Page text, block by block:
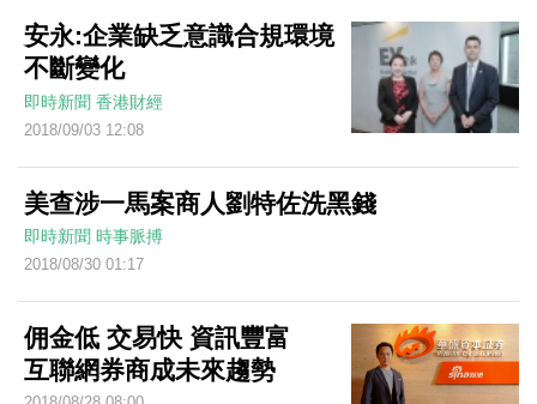
安永:企業缺乏意識合規環境
不斷變化
即時新聞 香港財經
2018/09/03 12:08
美查涉一馬案商人劉特佐洗黑錢
即時新聞 時事脈搏
2018/08/30 01:17
佣金低 交易快 資訊豐富
互聯網券商成未來趨勢